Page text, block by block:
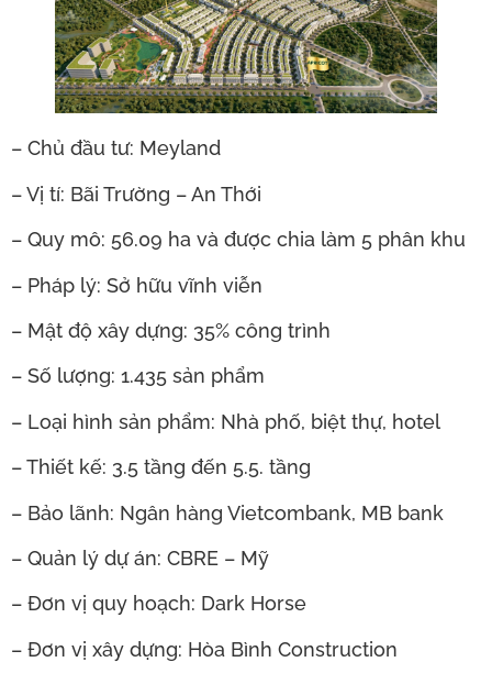
– Chủ đầu tư: Meyland
– Vị tí: Bãi Trường – An Thới
– Quy mô: 56.09 ha và được chia làm 5 phân khu
– Pháp lý: Sở hữu vĩnh viễn
– Mật độ xây dựng: 35% công trình
– Số lượng: 1.435 sản phẩm
– Loại hình sản phẩm: Nhà phố, biệt thự, hotel
– Thiết kế: 3.5 tầng đến 5.5. tầng
– Bảo lãnh: Ngân hàng Vietcombank, MB bank
– Quản lý dự án: CBRE – Mỹ
– Đơn vị quy hoạch: Dark Horse
– Đơn vị xây dựng: Hòa Bình Construction